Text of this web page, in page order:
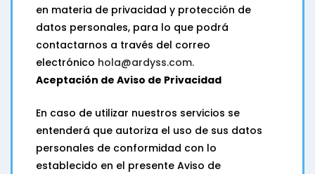
en materia de privacidad y protección de
datos personales, para lo que podrá
contactarnos a través del correo
electrónico hola@ardyss.com.
Aceptación de Aviso de Privacidad
En caso de utilizar nuestros servicios se
entenderá que autoriza el uso de sus datos
personales de conformidad con lo
establecido en el presente Aviso de